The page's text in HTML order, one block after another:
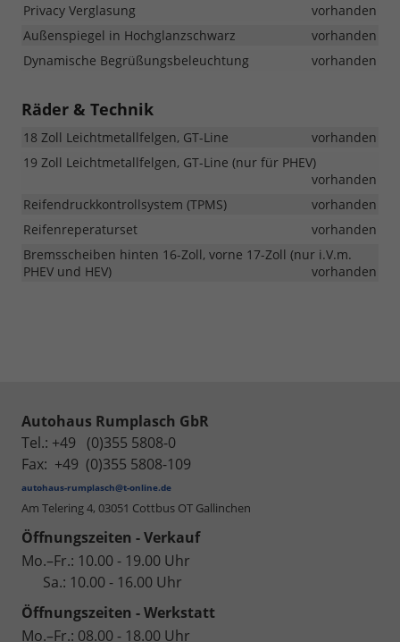
Privacy Verglasung
vorhanden
Außenspiegel in Hochglanzschwarz
vorhanden
Dynamische Begrüßungsbeleuchtung
vorhanden
Räder & Technik
18 Zoll Leichtmetallfelgen, GT-Line
vorhanden
19 Zoll Leichtmetallfelgen, GT-Line (nur für PHEV)
vorhanden
Reifendruckkontrollsystem (TPMS)
vorhanden
Reifenreperaturset
vorhanden
Bremsscheiben hinten 16-Zoll, vorne 17-Zoll (nur i.V.m.
PHEV und HEV)
vorhanden
Autohaus Rumplasch GbR
Tel.: +49 (0)355 5808-0
Fax: +49 (0)355 5808-109
autohaus-rumplasch@t-online.de
Am Telering 4, 03051 Cottbus OT Gallinchen
Öffnungszeiten - Verkauf
Mo.–Fr.: 10.00 - 19.00 Uhr
Sa.: 10.00 - 16.00 Uhr
Öffnungszeiten - Werkstatt
Mo.–Fr.: 08.00 - 18.00 Uhr